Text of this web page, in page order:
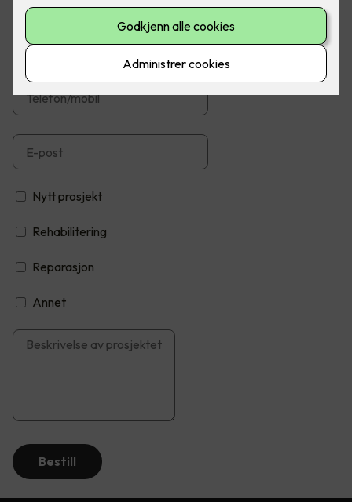
Nytt prosjekt
Rehabilitering
Reparasjon
Annet
Bestill